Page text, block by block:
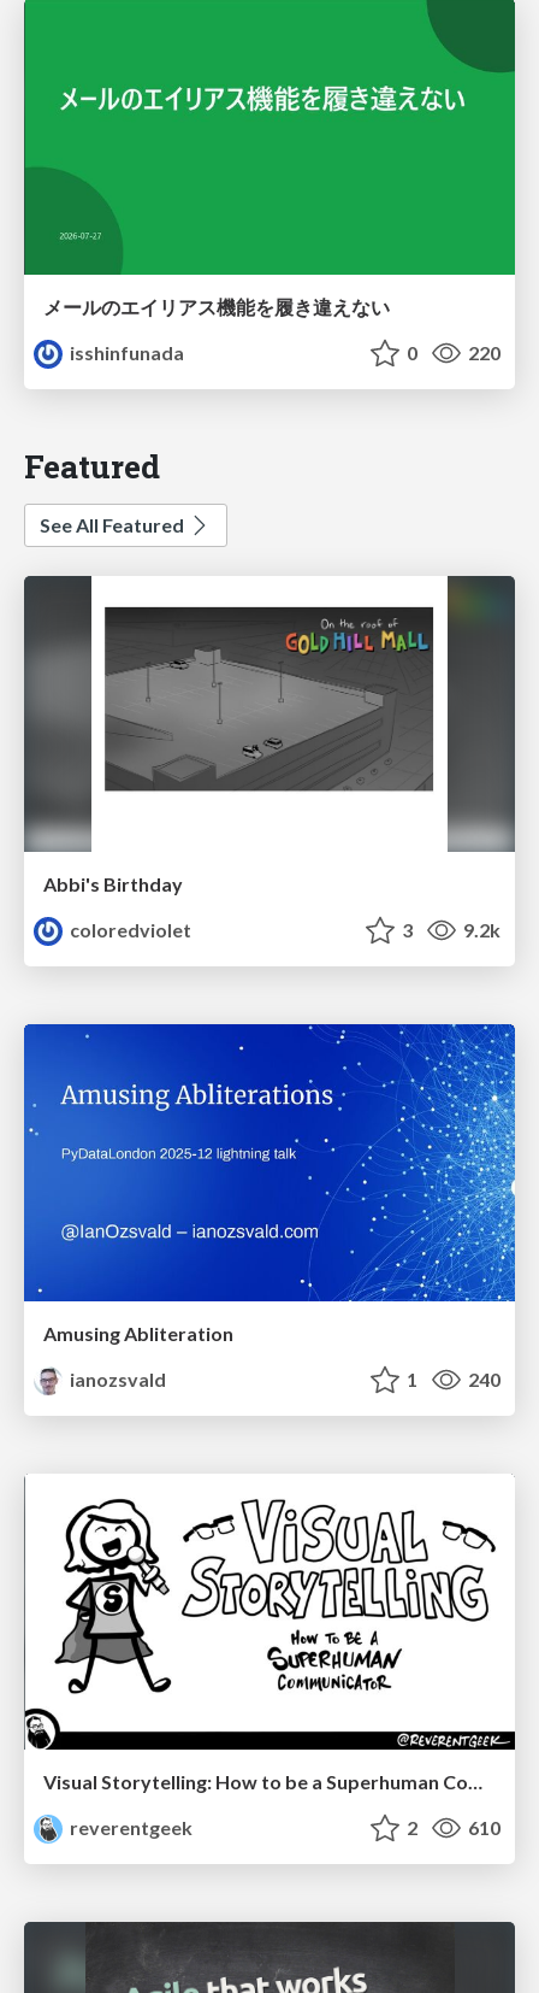
メールのエイリアス機能を履き違えない
isshinfunada
0 220
Featured
See All Featured
Abbi's Birthday
coloredviolet
3 9.2k
Amusing Abliteration
ianozsvald
1 240
Visual Storytelling: How to be a Superhuman Communicator
reverentgeek
2 610